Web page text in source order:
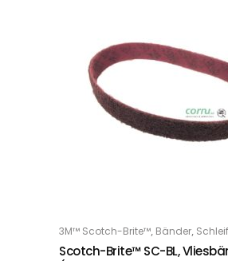
OPTIONS
3M™ Scotch-Brite™, Bänder,
Scotch-Brite™ SC-BL,